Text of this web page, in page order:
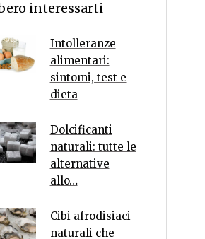
interessarti
Intolleranze
alimentari:
sintomi, test e
dieta
Dolcificanti
naturali: tutte le
alternative
allo…
Cibi afrodisiaci
naturali che